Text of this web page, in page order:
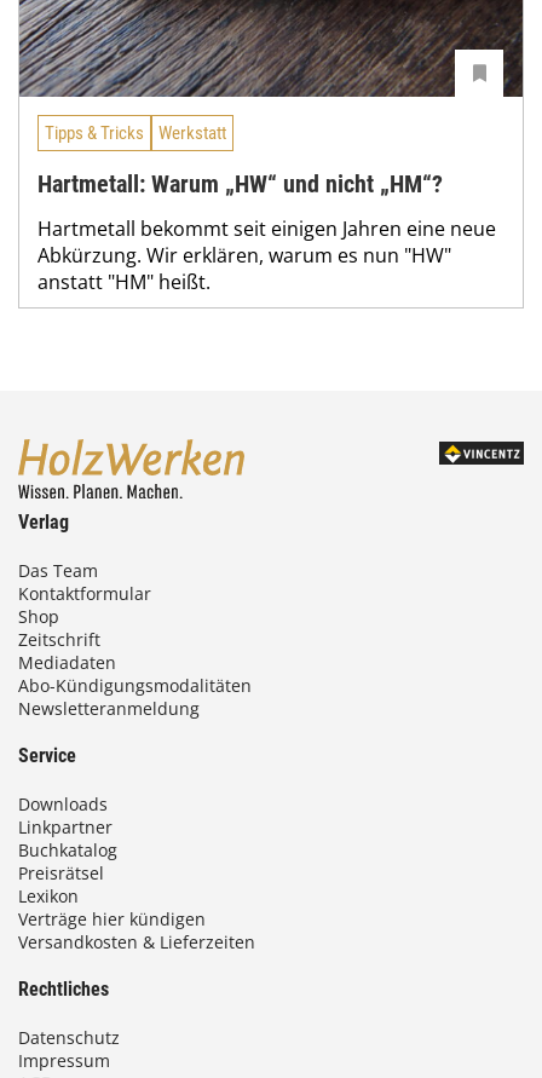
Tipps & Tricks Werkstatt
Hartmetall: Warum „HW“ und nicht „HM“?
Hartmetall bekommt seit einigen Jahren eine neue
Abkürzung. Wir erklären, warum es nun "HW"
anstatt "HM" heißt.
Verlag
Das Team
Kontaktformular
Shop
Zeitschrift
Mediadaten
Abo-Kündigungsmodalitäten
Newsletteranmeldung
Service
Downloads
Linkpartner
Buchkatalog
Preisrätsel
Lexikon
Verträge hier kündigen
Versandkosten & Lieferzeiten
Rechtliches
Datenschutz
Impressum